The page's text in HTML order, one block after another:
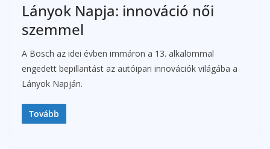
Lányok Napja: innováció női
szemmel
A Bosch az idei évben immáron a 13. alkalommal
engedett bepillantást az autóipari innovációk világába a
Lányok Napján.
Tovább